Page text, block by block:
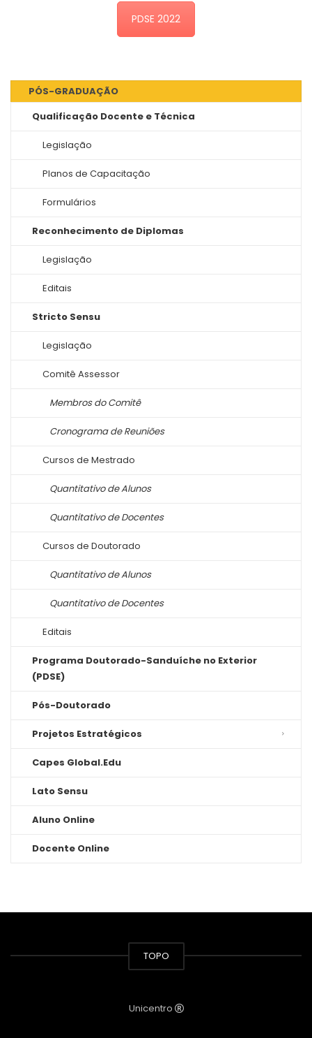
PDSE 2022
PÓS-GRADUAÇÃO
Qualificação Docente e Técnica
Legislação
Planos de Capacitação
Formulários
Reconhecimento de Diplomas
Legislação
Editais
Stricto Sensu
Legislação
Comitê Assessor
Membros do Comitê
Cronograma de Reuniões
Cursos de Mestrado
Quantitativo de Alunos
Quantitativo de Docentes
Cursos de Doutorado
Quantitativo de Alunos
Quantitativo de Docentes
Editais
Programa Doutorado-Sanduíche no Exterior
(PDSE)
Pós-Doutorado
Projetos Estratégicos
Capes Global.Edu
Lato Sensu
Aluno Online
Docente Online
TOPO
Unicentro